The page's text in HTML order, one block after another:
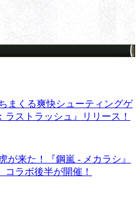
まくる爽快シューティングゲ
ストラッシュ』リリース！
が来た！『鋼嵐 - メカラシ』
ラボ後半が開催！